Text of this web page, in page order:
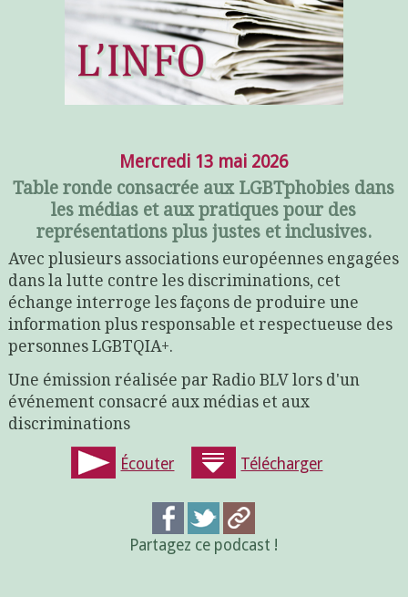
Mercredi 13 mai 2026
Table ronde consacrée aux LGBTphobies dans
les médias et aux pratiques pour des
représentations plus justes et inclusives.
Avec plusieurs associations européennes engagées
dans la lutte contre les discriminations, cet
échange interroge les façons de produire une
information plus responsable et respectueuse des
personnes LGBTQIA+.
Une émission réalisée par Radio BLV lors d'un
événement consacré aux médias et aux
discriminations
Écouter Télécharger
Partagez ce podcast !